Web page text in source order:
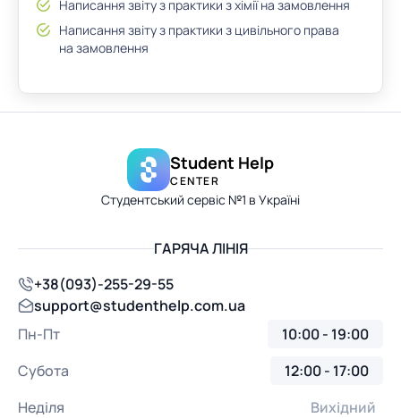
Написання звіту з практики з хімії на замовлення
Написання звіту з практики з цивільного права
на замовлення
Student Help
CENTER
Студентський сервіс №1 в Україні
ГАРЯЧА ЛІНІЯ
+38(093)-255-29-55
support@studenthelp.com.ua
Пн-Пт
10:00 - 19:00
Субота
12:00 - 17:00
Неділя
Вихідний